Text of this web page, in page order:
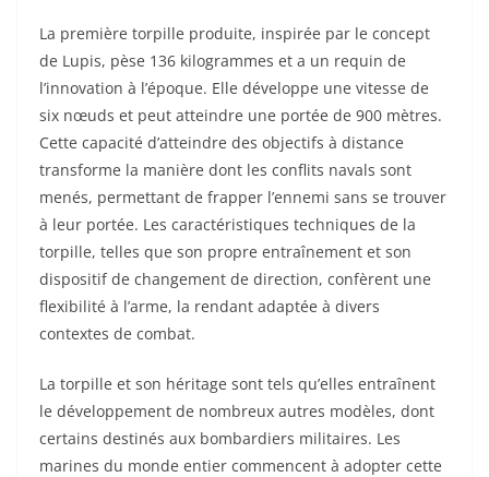
La première torpille produite, inspirée par le concept
de Lupis, pèse 136 kilogrammes et a un requin de
l’innovation à l’époque. Elle développe une vitesse de
six nœuds et peut atteindre une portée de 900 mètres.
Cette capacité d’atteindre des objectifs à distance
transforme la manière dont les conflits navals sont
menés, permettant de frapper l’ennemi sans se trouver
à leur portée. Les caractéristiques techniques de la
torpille, telles que son propre entraînement et son
dispositif de changement de direction, confèrent une
flexibilité à l’arme, la rendant adaptée à divers
contextes de combat.
La torpille et son héritage sont tels qu’elles entraînent
le développement de nombreux autres modèles, dont
certains destinés aux bombardiers militaires. Les
marines du monde entier commencent à adopter cette